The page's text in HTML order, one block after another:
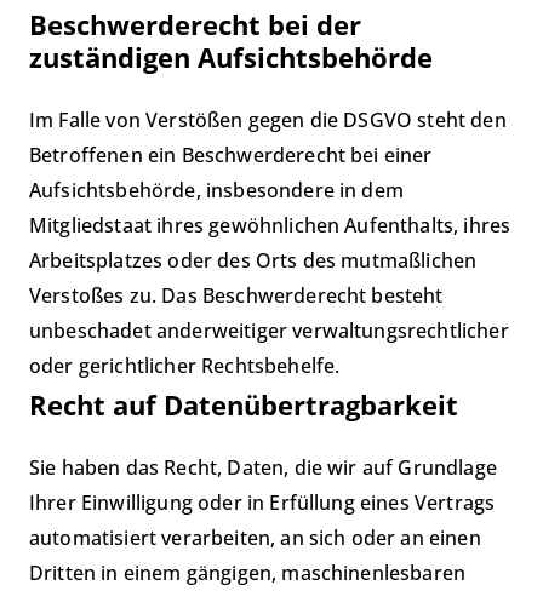
Beschwerde­recht bei der
zuständigen Aufsichts­behörde
Im Falle von Verstößen gegen die DSGVO steht den
Betroffenen ein Beschwerderecht bei einer
Aufsichtsbehörde, insbesondere in dem
Mitgliedstaat ihres gewöhnlichen Aufenthalts, ihres
Arbeitsplatzes oder des Orts des mutmaßlichen
Verstoßes zu. Das Beschwerderecht besteht
unbeschadet anderweitiger verwaltungsrechtlicher
oder gerichtlicher Rechtsbehelfe.
Recht auf Daten­übertrag­barkeit
Sie haben das Recht, Daten, die wir auf Grundlage
Ihrer Einwilligung oder in Erfüllung eines Vertrags
automatisiert verarbeiten, an sich oder an einen
Dritten in einem gängigen, maschinenlesbaren